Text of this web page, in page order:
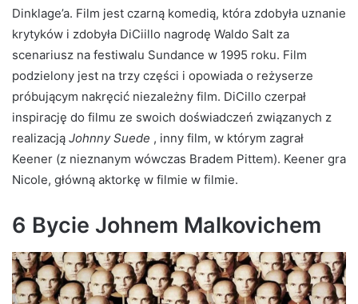
Dinklage’a. Film jest czarną komedią, która zdobyła uznanie
krytyków i zdobyła DiCiillo nagrodę Waldo Salt za
scenariusz na festiwalu Sundance w 1995 roku. Film
podzielony jest na trzy części i opowiada o reżyserze
próbującym nakręcić niezależny film. DiCillo czerpał
inspirację do filmu ze swoich doświadczeń związanych z
realizacją Johnny Suede , inny film, w którym zagrał
Keener (z nieznanym wówczas Bradem Pittem). Keener gra
Nicole, główną aktorkę w filmie w filmie.
6 Bycie Johnem Malkovichem